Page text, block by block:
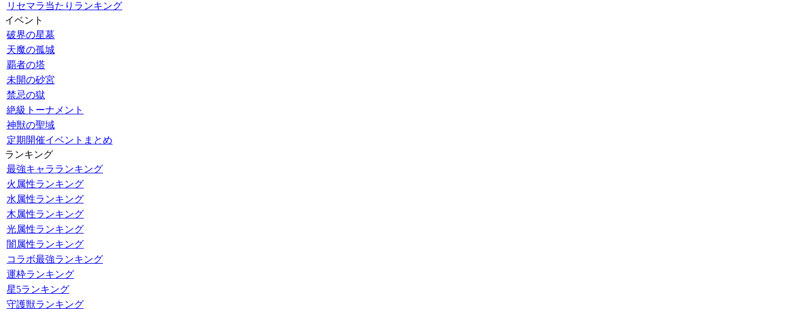
リセマラ当たりランキング
イベント
破界の星墓
天魔の孤城
覇者の塔
未開の砂宮
禁忌の獄
絶級トーナメント
神獣の聖域
定期開催イベントまとめ
ランキング
最強キャラランキング
火属性ランキング
水属性ランキング
木属性ランキング
光属性ランキング
闇属性ランキング
コラボ最強ランキング
運枠ランキング
星5ランキング
守護獣ランキング